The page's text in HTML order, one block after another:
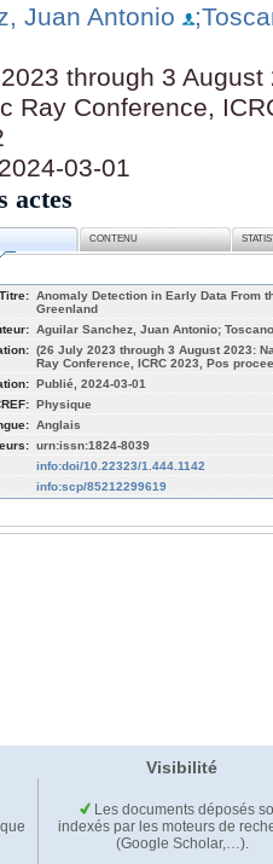
Juan Antonio
through 3
Ray Conference,
03-01
actes
CONTENU
Titre: Anomaly Detection in Early Data From
Greenland
Aguilar Sanchez, Juan Antonio;
(26 July 2023 through 3 August 2023:
Ray Conference, ICRC 2023, Pos
Publié, 2024-03-01
Physique
Anglais
urn:issn:1824-8039
info:doi/10.22323/1.444.1142
info:scp/85212299619
Visibilité
Les documents déposés
indexés par les moteurs de
(Google Scholar,…).